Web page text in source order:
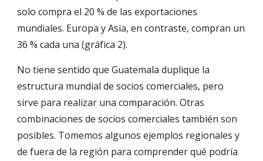
solo compra el 20 % de las exportaciones
mundiales. Europa y Asia, en contraste, compran un
36 % cada una (gráfica 2).
No tiene sentido que Guatemala duplique la
estructura mundial de socios comerciales, pero
sirve para realizar una comparación. Otras
combinaciones de socios comerciales también son
posibles. Tomemos algunos ejemplos regionales y
de fuera de la región para comprender qué podría